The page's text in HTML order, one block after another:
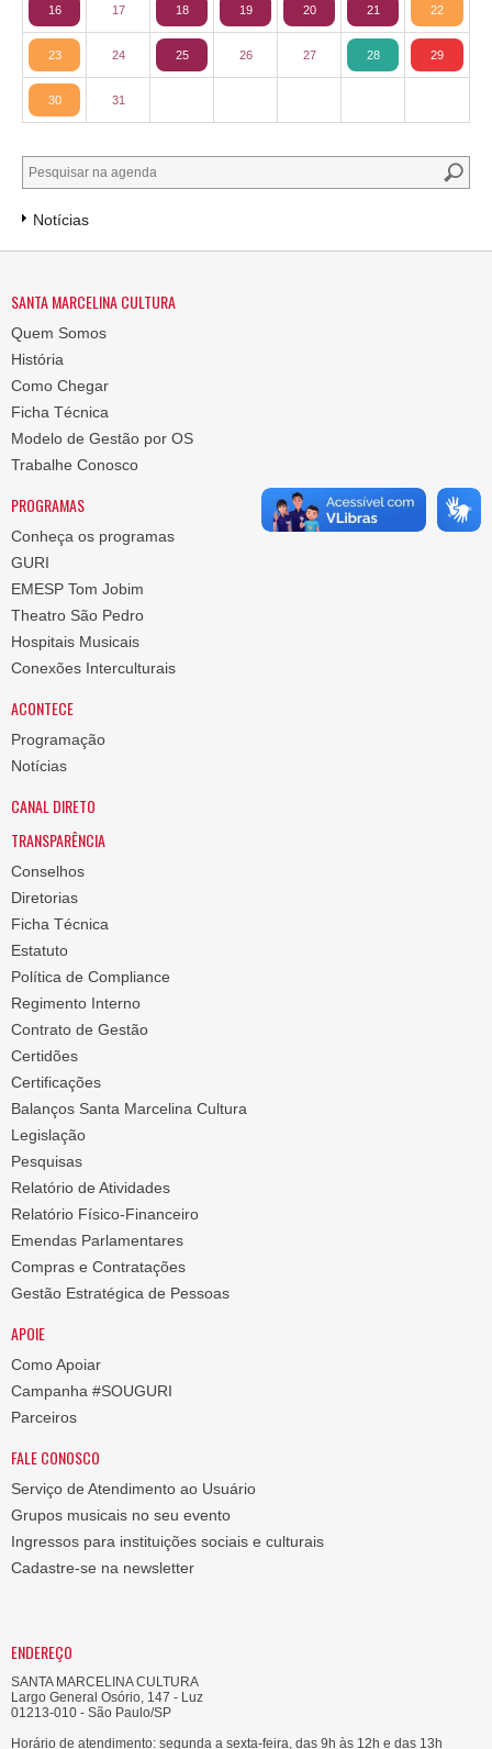
16 17 18 19 20 21 22
23 24 25 26 27 28 29
30 31
Notícias
SANTA MARCELINA CULTURA
Quem Somos
História
Como Chegar
Ficha Técnica
Modelo de Gestão por OS
Trabalhe Conosco
PROGRAMAS
Conheça os programas
GURI
EMESP Tom Jobim
Theatro São Pedro
Hospitais Musicais
Conexões Interculturais
ACONTECE
Programação
Notícias
CANAL DIRETO
TRANSPARÊNCIA
Conselhos
Diretorias
Ficha Técnica
Estatuto
Política de Compliance
Regimento Interno
Contrato de Gestão
Certidões
Certificações
Balanços Santa Marcelina Cultura
Legislação
Pesquisas
Relatório de Atividades
Relatório Físico-Financeiro
Emendas Parlamentares
Compras e Contratações
Gestão Estratégica de Pessoas
APOIE
Como Apoiar
Campanha #SOUGURI
Parceiros
FALE CONOSCO
Serviço de Atendimento ao Usuário
Grupos musicais no seu evento
Ingressos para instituições sociais e culturais
Cadastre-se na newsletter
ENDEREÇO
SANTA MARCELINA CULTURA
Largo General Osório, 147 - Luz
01213-010 - São Paulo/SP
Horário de atendimento: segunda a sexta-feira, das 9h às 12h e das 13h